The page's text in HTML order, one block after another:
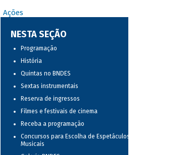
Ações
NESTA SEÇÃO
Programação
História
Quintas no BNDES
Sextas instrumentais
Reserva de ingressos
Filmes e festivais de cinema
Receba a programação
Concursos para Escolha de Espetáculos
Musicais